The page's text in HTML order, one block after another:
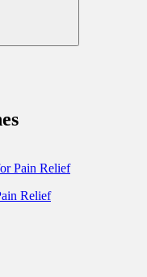
Pain Relief